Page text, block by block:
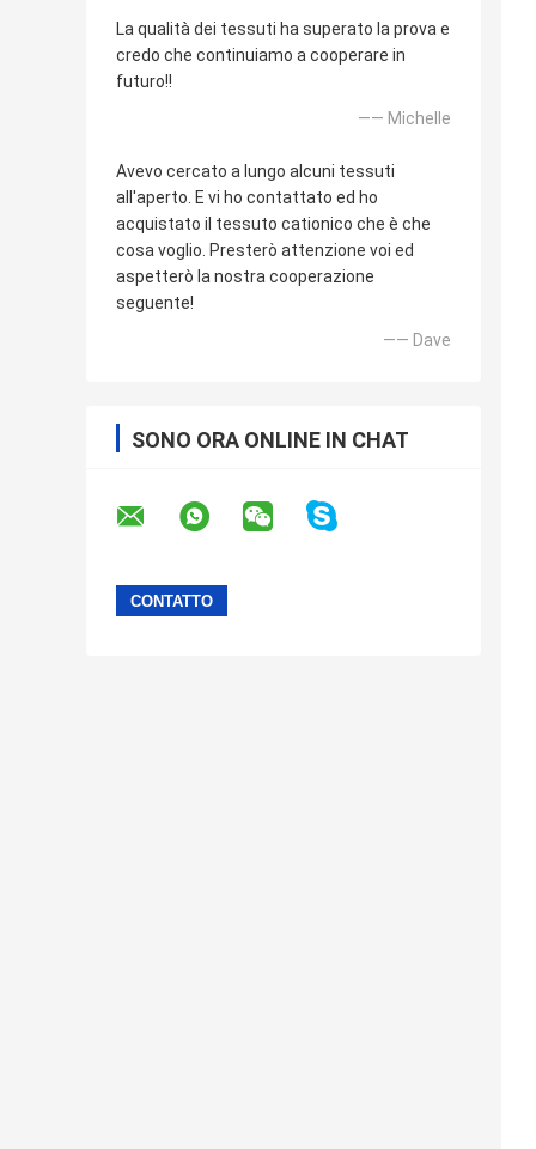
La qualità dei tessuti ha superato la prova e
credo che continuiamo a cooperare in
futuro!!
—— Michelle
Avevo cercato a lungo alcuni tessuti
all'aperto. E vi ho contattato ed ho
acquistato il tessuto cationico che è che
cosa voglio. Presterò attenzione voi ed
aspetterò la nostra cooperazione
seguente!
—— Dave
SONO ORA ONLINE IN CHAT